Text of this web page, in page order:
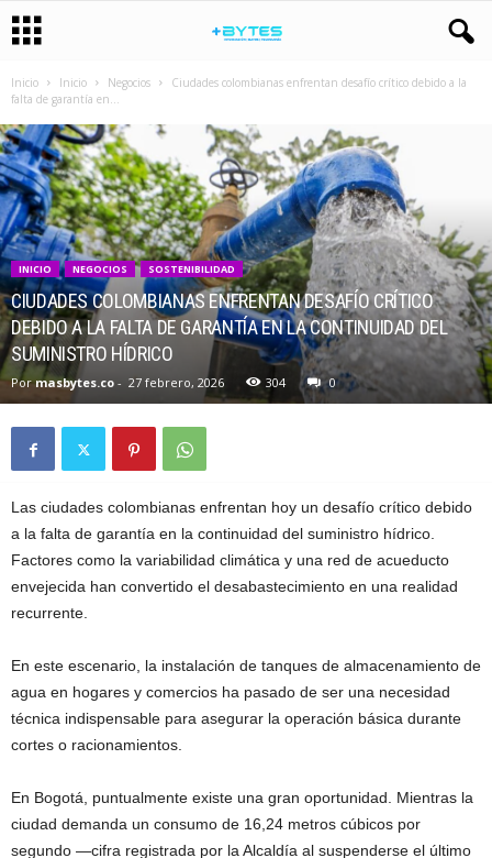
Inicio Inicio Negocios
Ciudades colombianas enfrentan desafío crítico debido a la
falta de garantía en...
INICIO NEGOCIOS SOSTENIBILIDAD
CIUDADES COLOMBIANAS ENFRENTAN DESAFÍO CRÍTICO
DEBIDO A LA FALTA DE GARANTÍA EN LA CONTINUIDAD DEL
SUMINISTRO HÍDRICO
Por masbytes.co - 27 febrero, 2026 304 0
Las ciudades colombianas enfrentan hoy un desafío crítico debido
a la falta de garantía en la continuidad del suministro hídrico.
Factores como la variabilidad climática y una red de acueducto
envejecida han convertido el desabastecimiento en una realidad
recurrente.
En este escenario, la instalación de tanques de almacenamiento de
agua en hogares y comercios ha pasado de ser una necesidad
técnica indispensable para asegurar la operación básica durante
cortes o racionamientos.
En Bogotá, puntualmente existe una gran oportunidad. Mientras la
ciudad demanda un consumo de 16,24 metros cúbicos por
segundo —cifra registrada por la Alcaldía al suspenderse el último